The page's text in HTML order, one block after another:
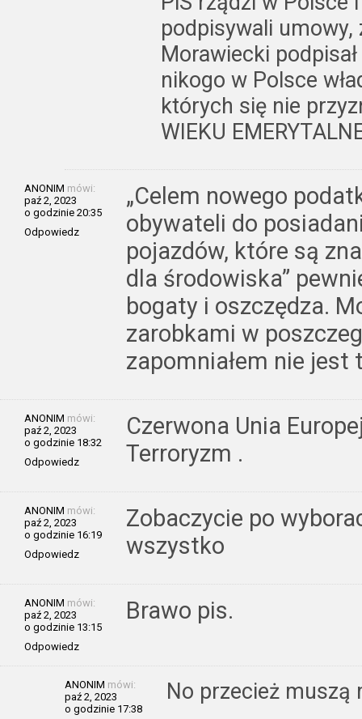
podpisywali umowy,
Morawiecki
nikogo w Polsce
których się nie
WIEKU
ANONIM mówi:
paź 2, 2023
o godzinie 20:35
Odpowiedz
„Celem nowego
obywateli do
pojazdów, które są
dla środowiska”
bogaty i oszczędza.
zarobkami w
zapomniałem nie jest
ANONIM mówi:
paź 2, 2023
o godzinie 18:32
Odpowiedz
Czerwona Unia
Terroryzm .
ANONIM mówi:
paź 2, 2023
o godzinie 16:19
Odpowiedz
Zobaczycie po
wszystko
ANONIM mówi:
paź 2, 2023
o godzinie 13:15
Odpowiedz
Brawo pis.
ANONIM mówi:
paź 2, 2023
o godzinie 17:38
No przecież muszą